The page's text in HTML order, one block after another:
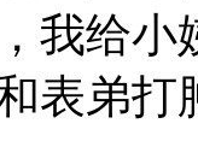
我给小
表弟打